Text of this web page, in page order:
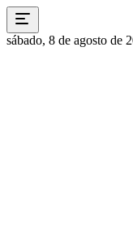
sábado, 8 de agosto de